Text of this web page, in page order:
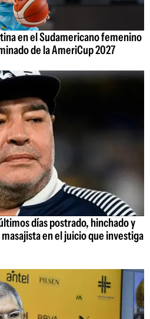
en el Sudamericano femenino
de la AmeriCup 2027
días postrado, hinchado y
en el juicio que investiga